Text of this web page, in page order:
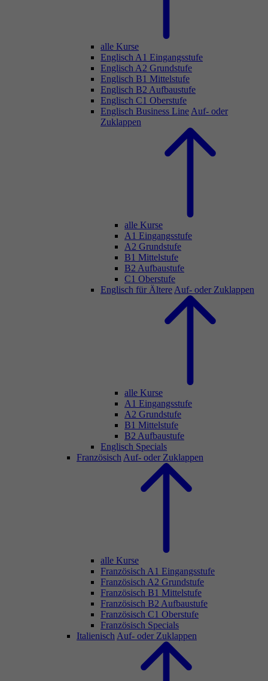
alle Kurse
Englisch A1 Eingangsstufe
Englisch A2 Grundstufe
Englisch B1 Mittelstufe
Englisch B2 Aufbaustufe
Englisch C1 Oberstufe
Englisch Business Line Auf- oder
Zuklappen
alle Kurse
A1 Eingangsstufe
A2 Grundstufe
B1 Mittelstufe
B2 Aufbaustufe
C1 Oberstufe
Englisch für Ältere Auf- oder Zuklappen
alle Kurse
A1 Eingangsstufe
A2 Grundstufe
B1 Mittelstufe
B2 Aufbaustufe
Englisch Specials
Französisch Auf- oder Zuklappen
alle Kurse
Französisch A1 Eingangsstufe
Französisch A2 Grundstufe
Französisch B1 Mittelstufe
Französisch B2 Aufbaustufe
Französisch C1 Oberstufe
Französisch Specials
Italienisch Auf- oder Zuklappen